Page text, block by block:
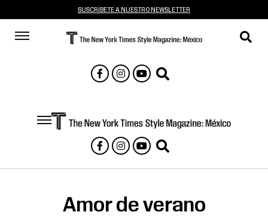
SUSCRÍBETE A NUESTRO NEWSLETTER
Amor de verano